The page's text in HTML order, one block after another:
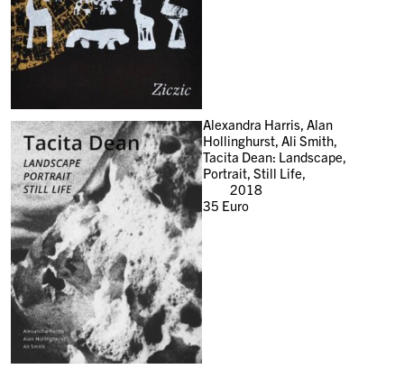
Alexandra Harris, Alan
Hollinghurst, Ali Smith,
Tacita Dean: Landscape,
Portrait, Still Life,
2018
35 Euro